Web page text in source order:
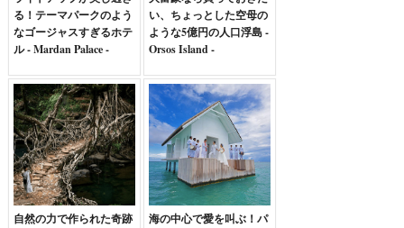
る！テーマパークのよう
なゴージャスすぎるホテ
ル - Mardan Palace -
い、ちょっとした空母の
ような5億円の人口浮島 -
Orsos Island -
自然の力で作られた奇跡
海の中心で愛を叫ぶ！パ